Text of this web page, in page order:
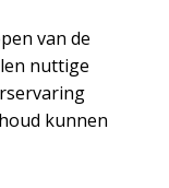
in
van de
nuttige
kunnen